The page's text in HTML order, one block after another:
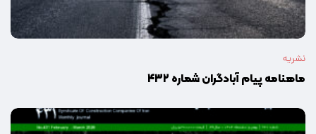
نشریه
ماهنامه پیام آبادگران شماره ۴۳۲